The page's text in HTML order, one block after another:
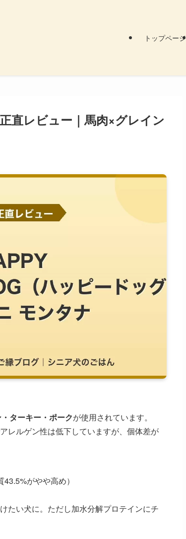
トップページ
直レビュー｜馬肉×グレイン
ターキー・ポークが使用されています。
レルゲン性は低下していますが、個体差が
がやや高め）
たい犬に。ただし加水分解プロテインにチ